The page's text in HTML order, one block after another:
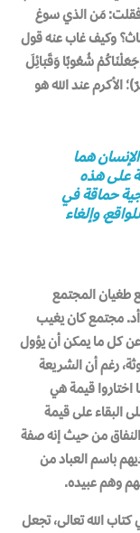
فقلت: مَن الذي سوغ
وكيف غاب عنه قول
شُعُوبًا وَقَبَائِلَ
الأكرم عند الله هو
هما
على هذه
حماقة في
وإلغاء
طغيان المجتمع
مجتمع كان يغيب
كل ما يمكن أن يؤول
رغم أن الشريعة
اختاروا قيمة هي
البقاء على قيمة
من حيث إنه صفة
باسم العباد من
وهم عبيده.
كتاب الله تعالى، تجعل